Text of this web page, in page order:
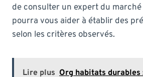
de consulter un expert du
pourra vous aider à établir des
selon les critères observés.
Lire plus Org habitats durables